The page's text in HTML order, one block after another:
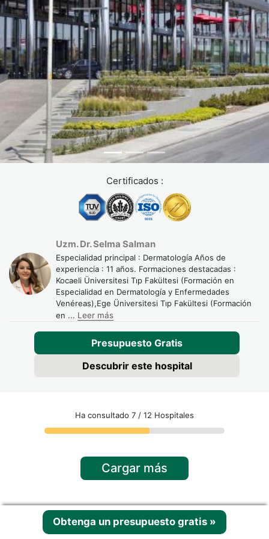
ajustar la dosis. No interrumpas el tratamiento por iniciativa
propia: puede anular los resultados obtenidos.
Para el trasplante capilar, la caída temporal postrasplante
("shock capilar") alarma a muchos pacientes. Es
completamente normal y precede al crecimiento definitivo,
que comienza entre el mes 3 y el 6.
Cualquier tratamiento debe realizarse en una clínica
acreditada, bajo supervisión de un especialista que
personalice el protocolo según tu caso concreto.
Certificados :
Uzm. Dr. Selma Salman
Especialidad principal : Dermatología Años de
experiencia : 11 años. Formaciones destacadas :
Kocaeli Üniversitesi Tıp Fakültesi (Formación en
Especialidad en Dermatología y Enfermedades
Venéreas),Ege Üniversitesi Tıp Fakültesi (Formación
en ... Leer más
Presupuesto Gratis
Descubrir este hospital
Ha consultado 7 / 12 Hospitales
Cargar más
Artículos médicos relacionados
Obtenga un presupuesto gratis »